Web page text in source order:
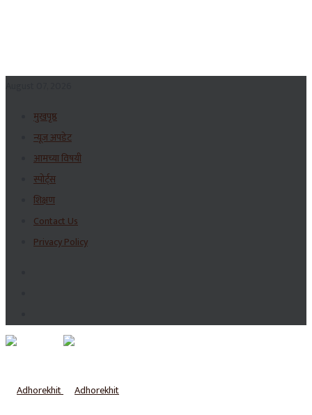
मुखपृष्ठ
न्यूज अपडेट
आमच्या विषयी
स्पोर्ट्स
शिक्षण
Contact Us
Privacy Policy